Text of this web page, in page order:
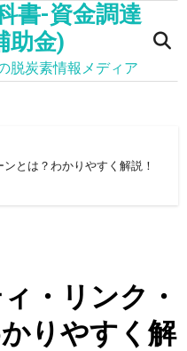
書-資金調達
助金)
脱炭素情報メディア
とは？わかりやすく解説！
・リンク・
りやすく解